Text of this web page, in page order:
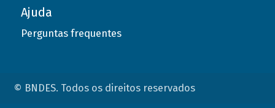
Ajuda
Perguntas frequentes
© BNDES. Todos os direitos reservados